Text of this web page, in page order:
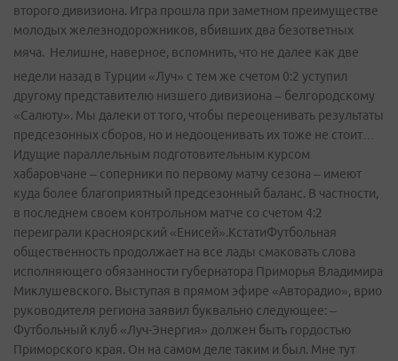
второго дивизиона. Игра прошла при заметном преимуществе
молодых железнодорожников, вбивших два безответных
мяча. Нелишне, наверное, вспомнить, что не далее как две
недели назад в Турции «Луч» с тем же счетом 0:2 уступил
другому представителю низшего дивизиона – белгородскому
«Салюту». Мы далеки от того, чтобы переоценивать результаты
предсезонных сборов, но и недооценивать их тоже не стоит…
Идущие параллельным подготовительным курсом
хабаровчане – соперники по первому матчу сезона – имеют
куда более благоприятный предсезонный баланс. В частности,
в последнем своем контрольном матче со счетом 4:2
переиграли красноярский «Енисей».КстатиФутбольная
общественность продолжает на все лады смаковать слова
исполняющего обязанности губернатора Приморья Владимира
Миклушевского. Выступая в прямом эфире «Авторадио», врио
руководителя региона заявил буквально следующее: –
Футбольный клуб «Луч-Энергия» должен быть гордостью
Приморского края. Он на самом деле таким и был. Мне тут